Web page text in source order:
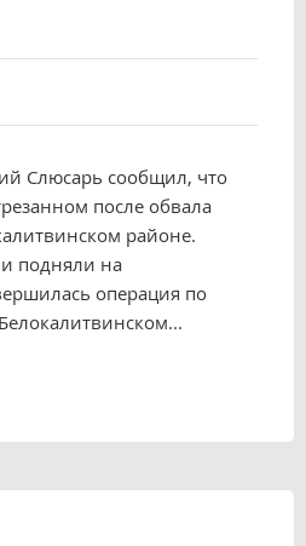
Слюсарь сообщил, что
после обвала
районе.
подняли на
операция по